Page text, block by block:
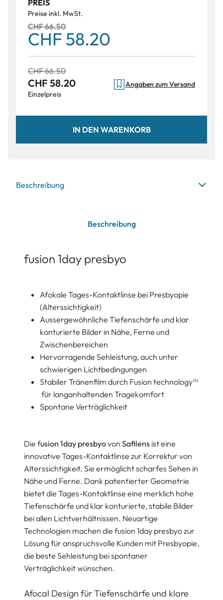
PREIS
Preise inkl. MwSt.
CHF 66.50
CHF 58.20
CHF 66.50
CHF 58.20
Einzelpreis
Angaben zum Versand
IN DEN WARENKORB
Beschreibung
Beschreibung
fusion 1day presbyo
Afokale Tages-Kontaktlinse bei Presbyopie
(Alterssichtigkeit)
Aussergewöhnliche Tiefenschärfe und klar
konturierte Bilder in Nähe, Ferne und
Zwischenbereichen
Hervorragende Sehleistung, auch unter
schwierigen Lichtbedingungen
Stabiler Tränenfilm durch Fusion technology™
für langanhaltenden Tragekomfort
Spontane Verträglichkeit
Die fusion 1day presbyovon Safilens ist eine
innovative Tages-Kontaktlinse zur Korrektur von
Alterssichtigkeit. Sie ermöglicht scharfes Sehen in
Nähe und Ferne. Dank patentierter Geometrie
bietet die Tages-Kontaktlinse eine merklich hohe
Tiefenschärfe und klar konturierte, stabile Bilder
bei allen Lichtverhältnissen. Neuartige
Technologien machen die fusion 1day presbyo zur
Lösung für anspruchsvolle Kunden mit Presbyopie,
die beste Sehleistung bei spontaner
Verträglichkeit wünschen.
Afocal Design für Tiefenschärfe und klare